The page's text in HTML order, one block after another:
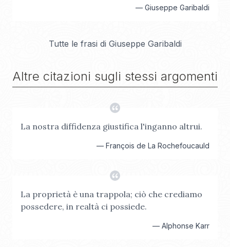
— Giuseppe Garibaldi
Tutte le frasi di Giuseppe Garibaldi
Altre citazioni sugli stessi argomenti
La nostra diffidenza giustifica l'inganno altrui.
— François de La Rochefoucauld
La proprietà è una trappola; ciò che crediamo
possedere, in realtà ci possiede.
— Alphonse Karr